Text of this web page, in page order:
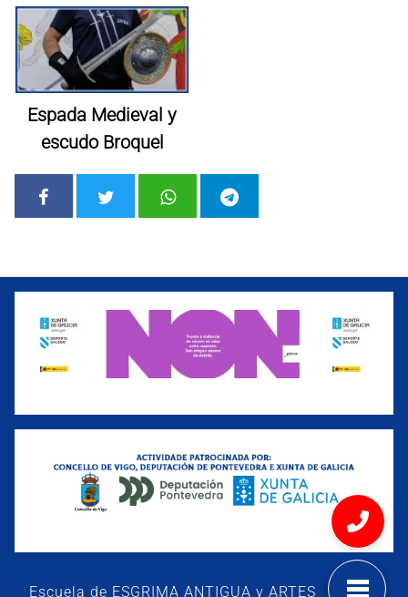
Espada Medieval y
escudo Broquel
Escuela de ESGRIMA ANTIGUA y ARTES